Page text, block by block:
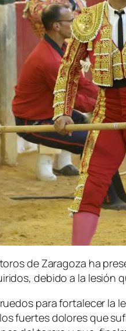
de Zaragoza ha
debido a la lesión
para fortalecer la
fuertes dolores que